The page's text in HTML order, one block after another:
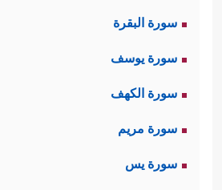
سورة البقرة
سورة يوسف
سورة الكهف
سورة مريم
سورة يس